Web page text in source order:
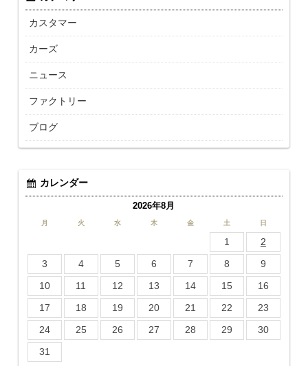
カスタマー
カーズ
ニュース
ファクトリー
ブログ
カレンダー
2026年8月
月 火 水 木 金 土 日
1
2
3
4 5 6 7 8
9
10
11 12 13 14 15
16
17
18 19 20 21 22
23
24
25 26 27 28 29
30
31